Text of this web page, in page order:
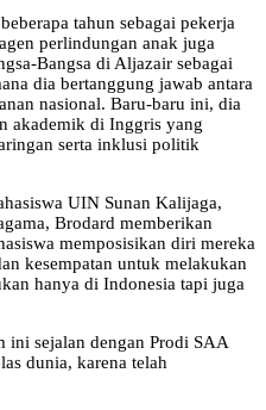
tahun sebagai pekerja
perlindungan anak juga
Bangsa di Aljazair sebagai
dia bertanggung jawab antara
nasional. Baru-baru ini, dia
akademik di Inggris yang
serta inklusi politik
UIN Sunan Kalijaga,
Brodard memberikan
memposisikan diri mereka
kesempatan untuk melakukan
hanya di Indonesia tapi juga
sejalan dengan Prodi SAA
dunia, karena telah